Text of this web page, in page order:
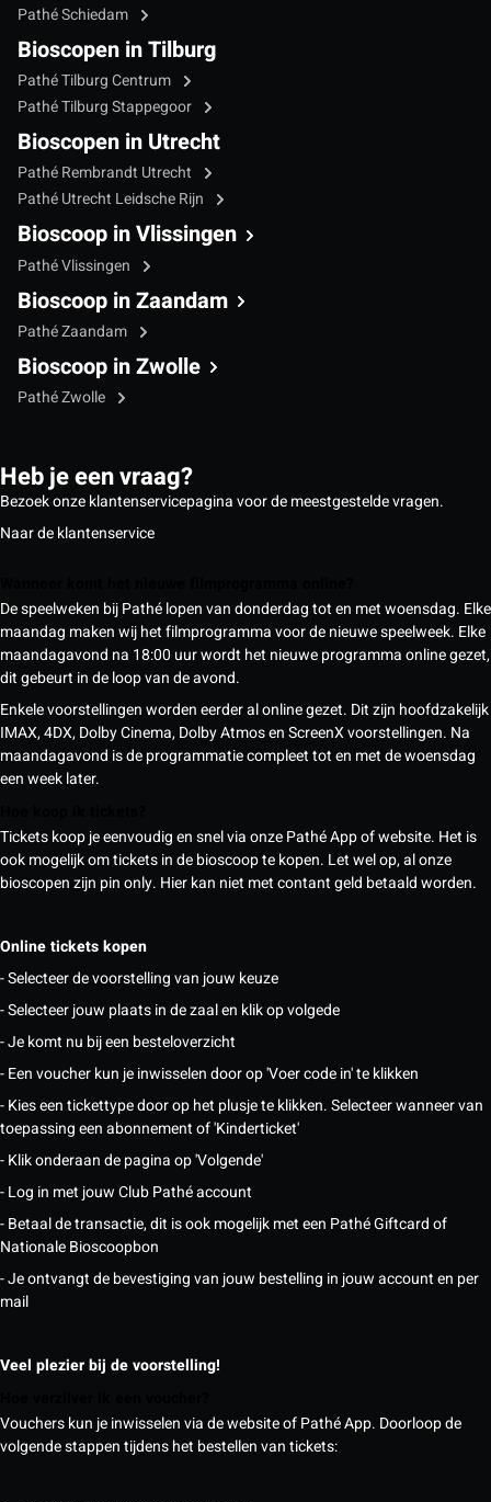
Pathé Schiedam
Bioscopen in Tilburg
Pathé Tilburg Centrum
Pathé Tilburg Stappegoor
Bioscopen in Utrecht
Pathé Rembrandt Utrecht
Pathé Utrecht Leidsche Rijn
Bioscoop in Vlissingen
Pathé Vlissingen
Bioscoop in Zaandam
Pathé Zaandam
Bioscoop in Zwolle
Pathé Zwolle
Heb je een vraag?
Bezoek onze klantenservicepagina voor de meestgestelde vragen.
Naar de klantenservice
De speelweken bij Pathé lopen van donderdag tot en met woensdag. Elke
maandag maken wij het filmprogramma voor de nieuwe speelweek. Elke
maandagavond na 18:00 uur wordt het nieuwe programma online gezet,
dit gebeurt in de loop van de avond.
Enkele voorstellingen worden eerder al online gezet. Dit zijn hoofdzakelijk
IMAX, 4DX, Dolby Cinema, Dolby Atmos en ScreenX voorstellingen. Na
maandagavond is de programmatie compleet tot en met de woensdag
een week later.
Tickets koop je eenvoudig en snel via onze Pathé App of website. Het is
ook mogelijk om tickets in de bioscoop te kopen. Let wel op, al onze
bioscopen zijn pin only. Hier kan niet met contant geld betaald worden.
Online tickets kopen
- Selecteer de voorstelling van jouw keuze
- Selecteer jouw plaats in de zaal en klik op volgede
- Je komt nu bij een besteloverzicht
- Een voucher kun je inwisselen door op 'Voer code in' te klikken
- Kies een tickettype door op het plusje te klikken. Selecteer wanneer van
toepassing een abonnement of 'Kinderticket'
- Klik onderaan de pagina op 'Volgende'
- Log in met jouw Club Pathé account
- Betaal de transactie, dit is ook mogelijk met een Pathé Giftcard of
Nationale Bioscoopbon
- Je ontvangt de bevestiging van jouw bestelling in jouw account en per
mail
Veel plezier bij de voorstelling!
Vouchers kun je inwisselen via de website of Pathé App. Doorloop de
volgende stappen tijdens het bestellen van tickets: